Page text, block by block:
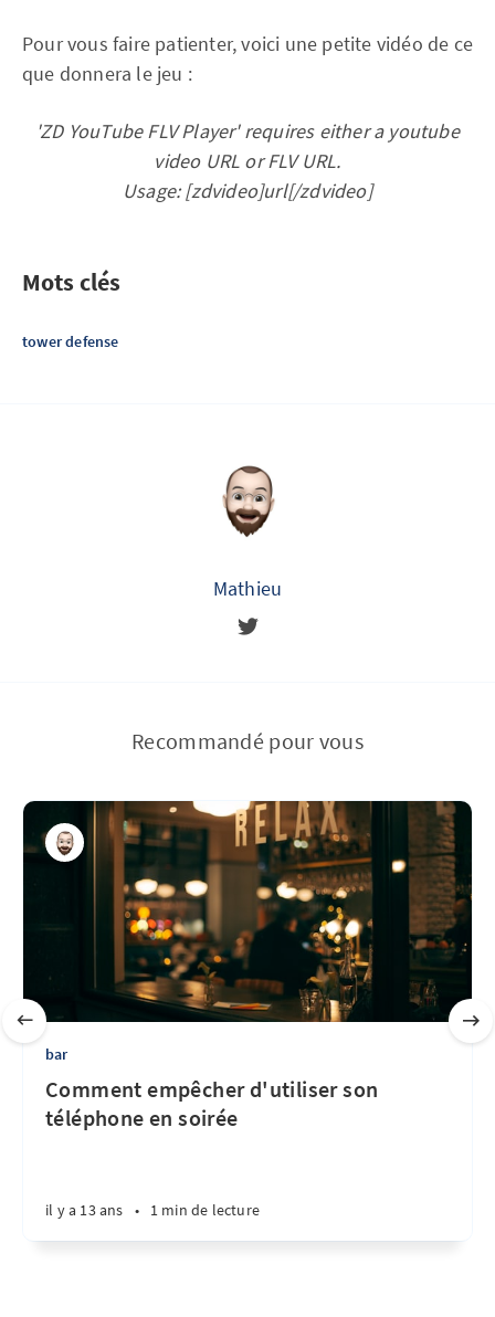
Pour vous faire patienter, voici une petite vidéo de ce
que donnera le jeu :
'ZD YouTube FLV Player' requires either a youtube
video URL or FLV URL.
Usage: [zdvideo]url[/zdvideo]
Mots clés
tower defense
Mathieu
Recommandé pour vous
bar
Comment empêcher d'utiliser son
téléphone en soirée
il y a 13 ans • 1 min de lecture